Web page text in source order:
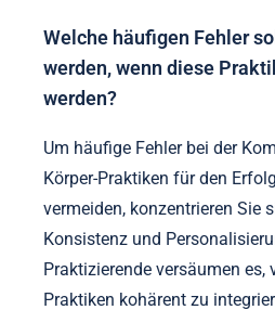
Welche häufigen Fehler
werden, wenn diese
werden?
Um häufige Fehler bei der
Körper-Praktiken für den
vermeiden, konzentrieren Sie
Konsistenz und
Praktizierende versäumen es,
Praktiken kohärent zu